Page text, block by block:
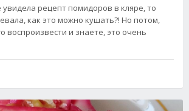
рецепт помидоров в кляре, то
как это можно кушать?! Но потом,
воспроизвести и знаете, это очень